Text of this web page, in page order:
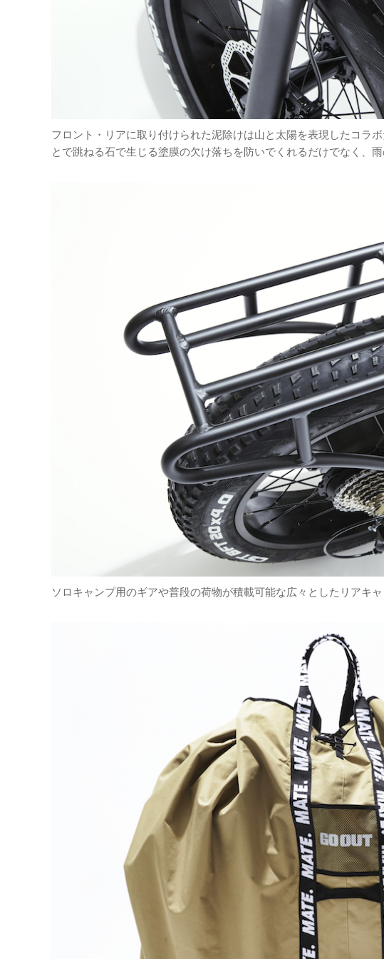
フロント・リアに取り付けられた泥除けは山と太陽を表現したコラ
とで跳ねる石で生じる塗膜の欠け落ちを防いでくれるだけでなく、
ソロキャンプ用のギアや普段の荷物が積載可能な広々としたリアキャ